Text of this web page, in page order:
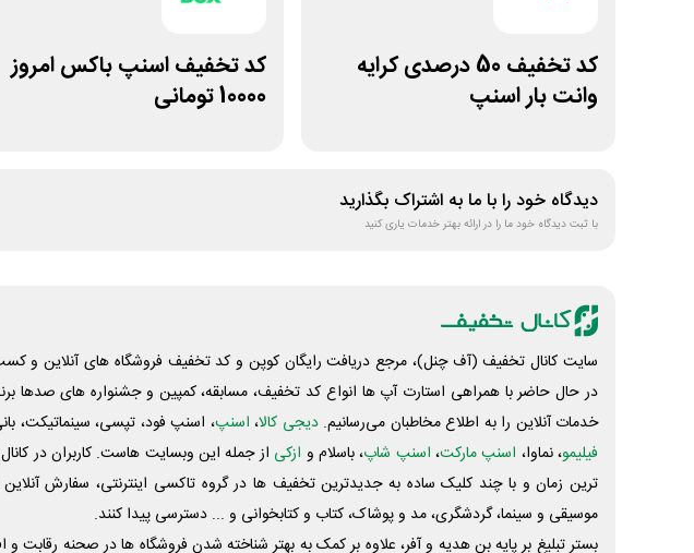
کد تخفیف 50 درصدی کرایه
وانت بار اسنپ
کد تخفیف اسنپ باکس امروز
10000 تومانی
دیدگاه خود را با ما به اشتراک بگذارید
با ثبت دیدگاه خود ما را در ارائه بهتر خدمات یاری کنید
سایت کانال تخفیف (آف چنل)، مرجع دریافت رایگان کوپن و کد تخفیف فروشگاه های آنلاین و
در حال حاضر با همراهی استارت آپ ها انواع کد تخفیف، مسابقه، کمپین و جشنواره های صدها
خدمات آنلاین را به اطلاع مخاطبان می‌رسانیم. دیجی کالا، اسنپ، اسنپ فود، تپسی، سینماتیکت،
فیلیمو، نماوا، اسنپ مارکت، اسنپ شاپ، باسلام و ازکی از جمله این وبسایت ‌هاست. کاربران در
ترین زمان و با چند کلیک ساده به جدیدترین تخفیف ها در گروه تاکسی اینترنتی، سفارش آنلاین
موسیقی و سینما، گردشگری، مد و پوشاک، کتاب و کتابخوانی و ... دسترسی پیدا کنند.
بستر تبلیغ بر پایه بن هدیه و آفر، علاوه بر کمک به بهتر شناخته شدن فروشگاه ها در صحنه رقابت و